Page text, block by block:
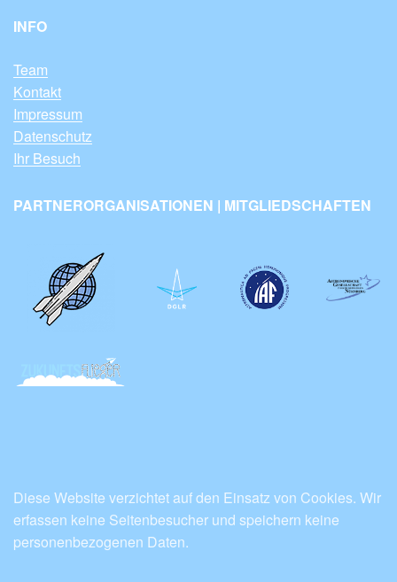
INFO
Team
Kontakt
Impressum
Datenschutz
Ihr Besuch
PARTNERORGANISATIONEN | MITGLIEDSCHAFTEN
Diese Website verzichtet auf den Einsatz von Cookies. Wir
erfassen keine Seitenbesucher und speichern keine
personenbezogenen Daten.